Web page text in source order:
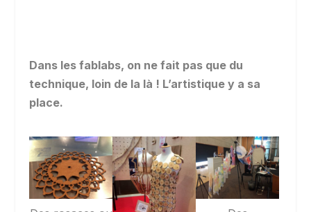
Dans les fablabs, on ne fait pas que du
technique, loin de la là ! L’artistique y a sa
place.